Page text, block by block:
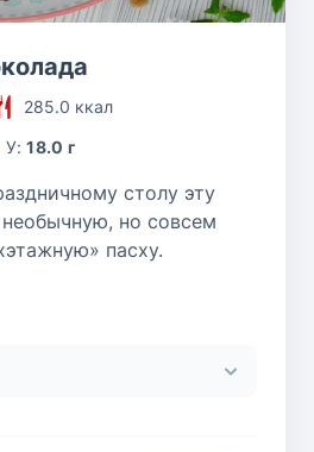
285.0 ккал
У:18.0 г
столу эту
но совсем
пасху.